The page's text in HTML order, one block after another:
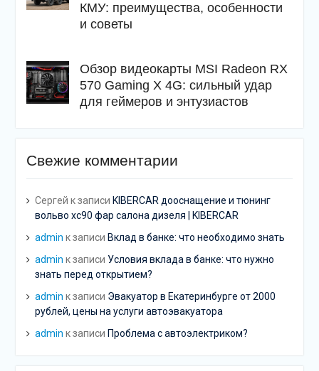
КМУ: преимущества, особенности
и советы
Обзор видеокарты MSI Radeon RX
570 Gaming X 4G: сильный удар
для геймеров и энтузиастов
Свежие комментарии
Сергей к записи KIBERCAR дооснащение и тюнинг
вольво хс90 фар салона дизеля | KIBERCAR
admin к записи Вклад в банке: что необходимо знать
admin к записи Условия вклада в банке: что нужно
знать перед открытием?
admin к записи Эвакуатор в Екатеринбурге от 2000
рублей, цены на услуги автоэвакуатора
admin к записи Проблема с автоэлектриком?